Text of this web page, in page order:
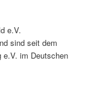
e.V.
sind seit dem
e.V. im Deutschen